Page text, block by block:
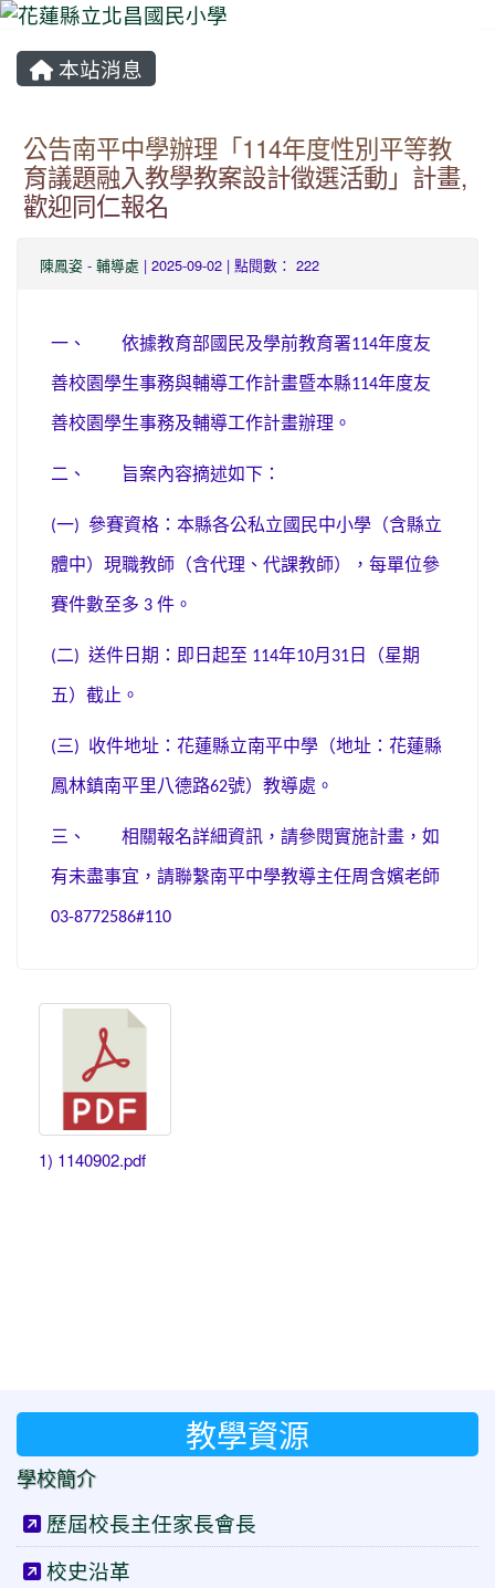
本站消息
公告南平中學辦理「114年度性別平等教
育議題融入教學教案設計徵選活動」計畫,
歡迎同仁報名
陳鳳姿 - 輔導處 | 2025-09-02 | 點閱數： 222
一、 依據教育部國民及學前教育署114年度友
善校園學生事務與輔導工作計畫暨本縣114年度友
善校園學生事務及輔導工作計畫辦理。
二、 旨案內容摘述如下：
(一) 參賽資格：本縣各公私立國民中小學（含縣立
體中）現職教師（含代理、代課教師），每單位參
賽件數至多 3 件。
(二) 送件日期：即日起至 114年10月 31 日（星期
五）截止。
(三) 收件地址：花蓮縣立南平中學（地址：花蓮縣
鳳林鎮南平里八德路62號）教導處。
三、 相關報名詳細資訊，請參閱實施計畫，如
有未盡事宜，請聯繫南平中學教導主任周含嬪老師
03-8772586#110
1) 1140902.pdf
教學資源
學校簡介
歷屆校長主任家長會長
校史沿革